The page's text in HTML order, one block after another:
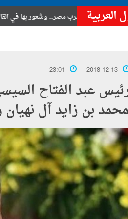
العربية
مصر.. وشعور بها في القاهرة وعدة
2018-12-13
23:01
عبد الفتاح
بن زايد آل